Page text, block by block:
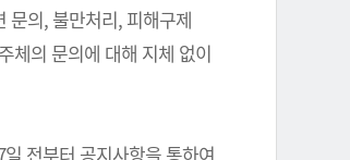
문의, 불만처리, 피해구제
체의 문의에 대해 지체 없이
전부터 공지사항을 통하여